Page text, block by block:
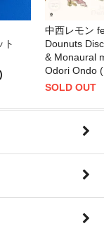
ト
中西レモン
Dounuts
& Monaural
Odori Ondo
SOLD OUT